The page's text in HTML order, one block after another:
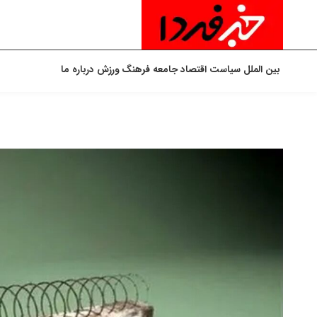
بین الملل سیاست اقتصادجامعه فرهنگورزش درباره ما